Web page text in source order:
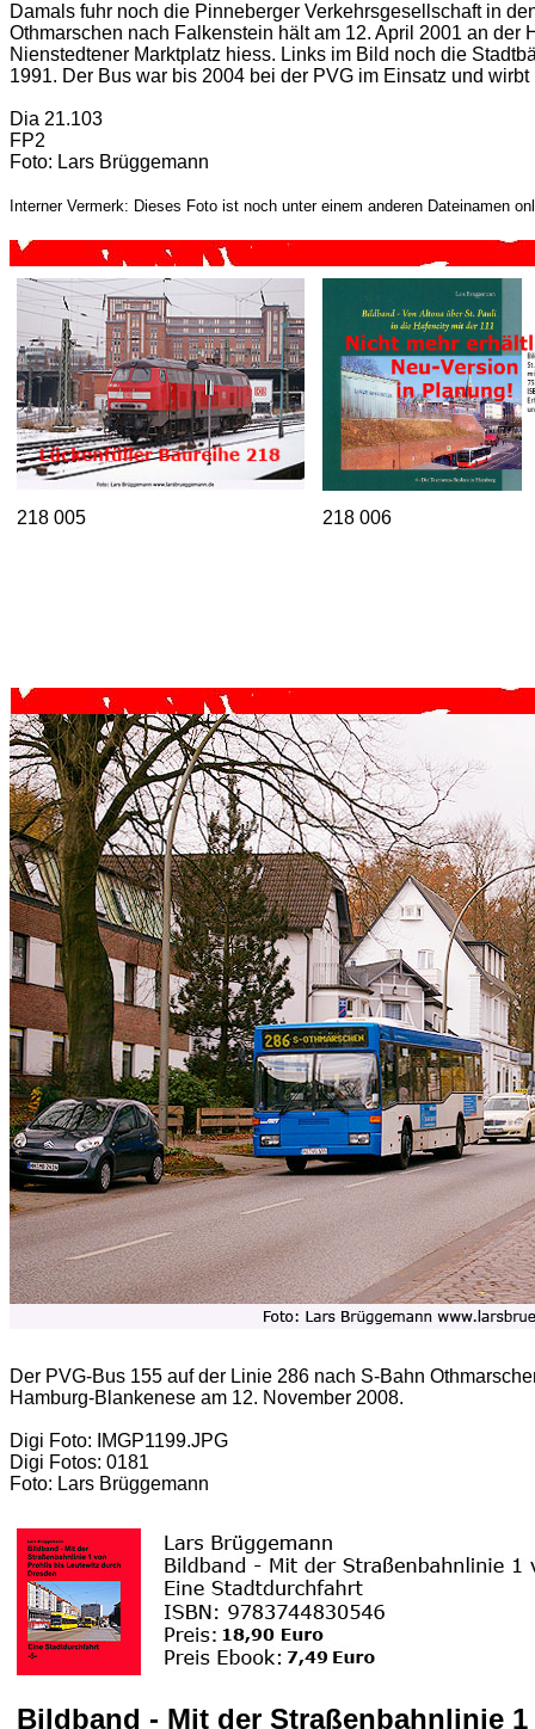
Damals fuhr noch die Pinneberger Verkehrsgesellschaft in
Othmarschen nach Falkenstein hält am 12. April 2001 an
Nienstedtener Marktplatz hiess. Links im Bild noch die
1991. Der Bus war bis 2004 bei der PVG im Einsatz und
Dia 21.103
FP2
Foto: Lars Brüggemann
Interner Vermerk: Dieses Foto ist noch unter einem anderen Dateinamen
218 005 218 006
Der PVG-Bus 155 auf der Linie 286 nach S-Bahn
Hamburg-Blankenese am 12. November 2008.
Digi Foto: IMGP1199.JPG
Digi Fotos: 0181
Foto: Lars Brüggemann
Bildband - Mit der Straßenbahnlinie